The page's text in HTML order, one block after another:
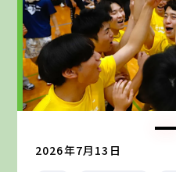
2026年7月13日